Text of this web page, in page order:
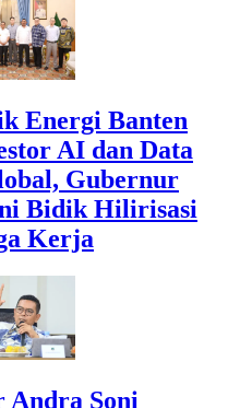
Energi Banten
AI dan Data
Gubernur
Bidik Hilirisasi
Kerja
Andra Soni